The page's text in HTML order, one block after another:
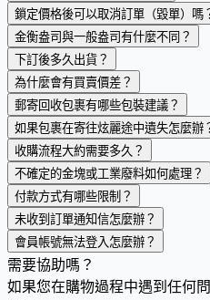
鎖定價格後可以取消訂單（毀單）嗎
金衡盎司與一般盎司有什麼不同？
下訂後多久出貨？
為什麼會有買賣價差？
郵寄回收包裹有哪些包裝建議？
如果包裹在寄往炫麗途中遺失怎麼辦
收購流程大約需要多久？
不確定的金塊或工業廢料如何處理？
付款方式有哪些限制？
未收到訂單通知信怎麼辦？
會員帳號無法登入怎麼辦？
需要協助嗎？
如果您在購物過程中遇到任何